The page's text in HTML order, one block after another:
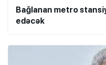
Bağlanan metro
edəcək